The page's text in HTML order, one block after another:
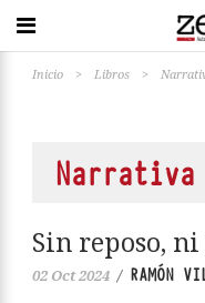
Inicio > Libros >
Narrativa
Sin reposo,
02 Oct 2024 / RAMÓN